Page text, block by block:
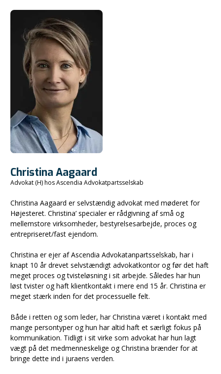
Christina Aagaard
Advokat (H) hos Ascendia Advokatpartsselskab
Christina Aagaard er selvstændig advokat med møderet for
Højesteret. Christina’ specialer er rådgivning af små og
mellemstore virksomheder, bestyrelsesarbejde, proces og
entrepriseret/fast ejendom.
Christina er ejer af Ascendia Advokatanpartsselskab, har i
knapt 10 år drevet selvstændigt advokatkontor og før det haft
meget proces og tvisteløsning i sit arbejde. Således har hun
løst tvister og haft klientkontakt i mere end 15 år. Christina er
meget stærk inden for det processuelle felt.
Både i retten og som leder, har Christina været i kontakt med
mange persontyper og hun har altid haft et særligt fokus på
kommunikation. Tidligt i sit virke som advokat har hun lagt
vægt på det medmenneskelige og Christina brænder for at
bringe dette ind i juraens verden.